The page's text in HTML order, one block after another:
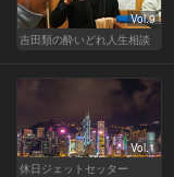
Vol.9
吉田類の酔いどれ人生相談
Vol.1
休日ジェットセッター